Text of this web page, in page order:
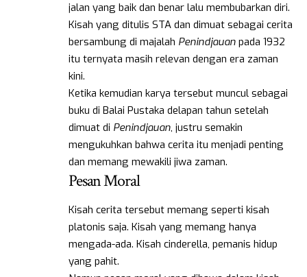
jalan yang baik dan benar lalu membubarkan diri.
Kisah yang ditulis STA dan dimuat sebagai cerita
bersambung di majalah Penindjauan pada 1932
itu ternyata masih relevan dengan era zaman
kini.
Ketika kemudian karya tersebut muncul sebagai
buku di Balai Pustaka delapan tahun setelah
dimuat di Penindjauan, justru semakin
mengukuhkan bahwa cerita itu menjadi penting
dan memang mewakili jiwa zaman.
Pesan Moral
Kisah cerita tersebut memang seperti kisah
platonis saja. Kisah yang memang hanya
mengada-ada. Kisah cinderella, pemanis hidup
yang pahit.